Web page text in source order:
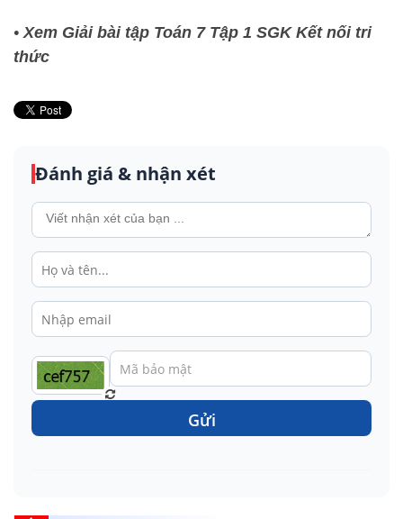
•Xem Giải bài tập Toán 7 Tập 1 SGK Kết nối tri
thức
Đánh giá & nhận xét
Gửi